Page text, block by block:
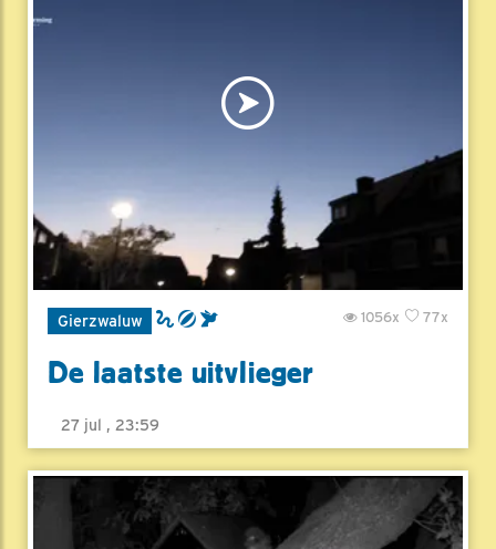
Gierzwaluw 77x
1056x
De laatste uitvlieger
27 jul , 23:59